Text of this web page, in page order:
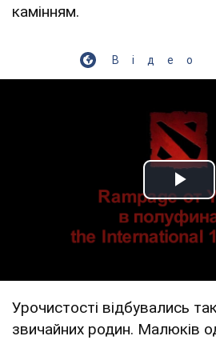
камінням.
Відео
Урочистості відбувались
звичайних родин. Малюків